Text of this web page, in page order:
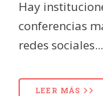
Hay
conferencias
redes sociales...
LEER MÁS